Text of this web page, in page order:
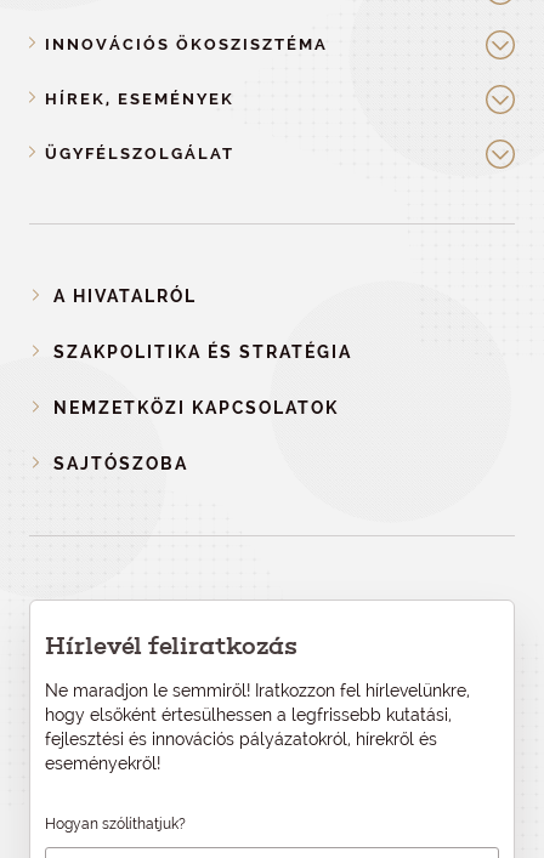
INNOVÁCIÓS ÖKOSZISZTÉMA
HÍREK, ESEMÉNYEK
ÜGYFÉLSZOLGÁLAT
A HIVATALRÓL
SZAKPOLITIKA ÉS STRATÉGIA
NEMZETKÖZI KAPCSOLATOK
SAJTÓSZOBA
Hírlevél feliratkozás
Ne maradjon le semmiről! Iratkozzon fel hírlevelünkre,
hogy elsőként értesülhessen a legfrissebb kutatási,
fejlesztési és innovációs pályázatokról, hírekről és
eseményekről!
Hogyan szólíthatjuk?